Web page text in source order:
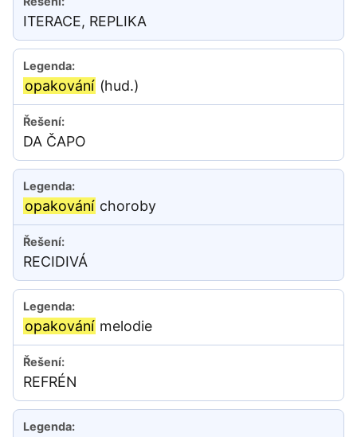
ITERACE, REPLIKA
opakování (hud.)
DA ČAPO
opakování choroby
RECIDIVÁ
opakování melodie
REFRÉN